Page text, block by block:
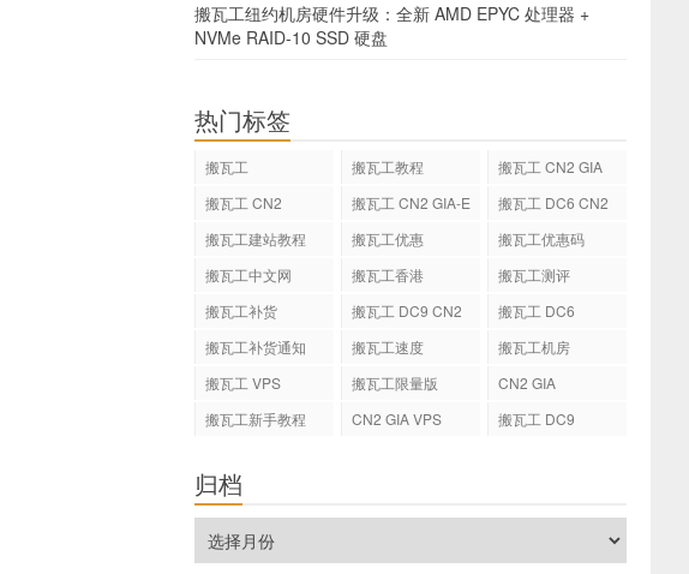
搬瓦工纽约机房硬件升级：全新 AMD EPYC 处理器 +
NVMe RAID-10 SSD 硬盘
热门标签
搬瓦工 搬瓦工教程
搬瓦工 CN2 GIA
搬瓦工 CN2
搬瓦工 CN2 GIA-E
搬瓦工 DC6 CN2
搬瓦工建站教程 搬瓦工优惠
搬瓦工优惠码
搬瓦工中文网
搬瓦工香港
搬瓦工测评
搬瓦工补货
搬瓦工 DC9 CN2
搬瓦工 DC6
搬瓦工补货通知
搬瓦工速度
搬瓦工机房
搬瓦工 VPS
搬瓦工限量版
CN2 GIA
搬瓦工新手教程
CN2 GIA VPS 搬瓦工 DC9
归档